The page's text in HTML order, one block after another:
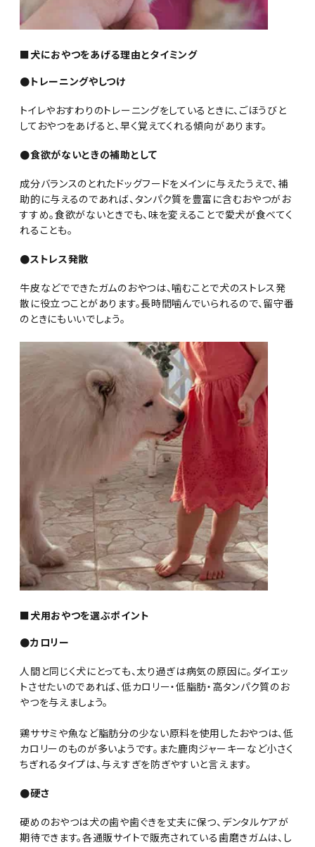
■犬におやつをあげる理由とタイミング
●トレーニングやしつけ
トイレやおすわりのトレーニングをしているときに、ごほうびと
しておやつをあげると、早く覚えてくれる傾向があります。
●食欲がないときの補助として
成分バランスのとれたドッグフードをメインに与えたうえで、補
助的に与えるのであれば、タンパク質を豊富に含むおやつがお
すすめ。食欲がないときでも、味を変えることで愛犬が食べてく
れることも。
●ストレス発散
牛皮などでできたガムのおやつは、噛むことで犬のストレス発
散に役立つことがあります。長時間噛んでいられるので、留守番
のときにもいいでしょう。
■犬用おやつを選ぶポイント
●カロリー
人間と同じく犬にとっても、太り過ぎは病気の原因に。ダイエッ
トさせたいのであれば、低カロリー・低脂肪・高タンパク質のお
やつを与えましょう。
鶏ササミや魚など脂肪分の少ない原料を使用したおやつは、低
カロリーのものが多いようです。また鹿肉ジャーキーなど小さく
ちぎれるタイプは、与えすぎを防ぎやすいと言えます。
●硬さ
硬めのおやつは犬の歯や歯ぐきを丈夫に保つ、デンタルケアが
期待できます。各通販サイトで販売されている歯磨きガムは、し